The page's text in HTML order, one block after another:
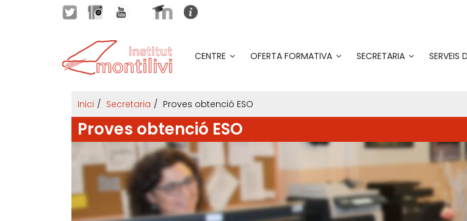
CENTRE OFERTA FORMATIVA SECRETARIA SERVEIS
Inici Secretaria Proves obtenció ESO
Proves obtenció ESO